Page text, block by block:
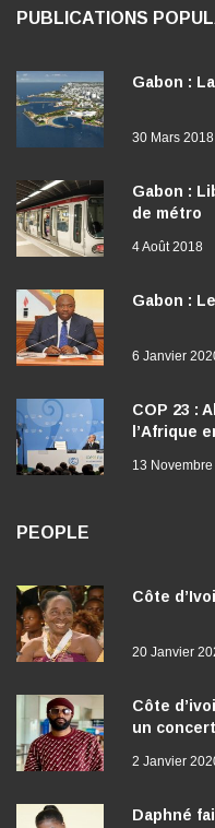
PUBLICATIONS
Gabon :
30 Mars 2018
Gabon :
de métro
4 Août 2018
Gabon :
6 Janvier
COP 23 :
l’Afrique
13
PEOPLE
Côte
20 Janvier
Côte
un concert
2 Janvier
Daphné